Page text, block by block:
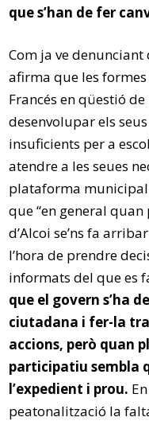
que s’han de fer
Com ja ve denunciant
afirma que les
Francés en qüestió
desenvolupar els
insuficients per a
atendre a les seues
plataforma
que “en general
d’Alcoi se’ns fa
l’hora de prendre
informats del que es
que el govern s’ha
ciutadana i fer-la
accions, però quan
participatiu sembla
l’expedient i prou.
peatonalització la